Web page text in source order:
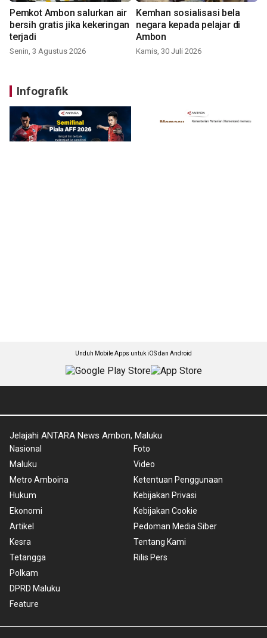
Pemkot Ambon salurkan air
bersih gratis jika kekeringan
terjadi
Senin, 3 Agustus 2026
Kemhan sosialisasi bela
negara kepada pelajar di
Ambon
Kamis, 30 Juli 2026
Infografik
Unduh Mobile Apps untuk iOS dan Android
Jelajahi ANTARA News Ambon, Maluku
Nasional
Maluku
Metro Amboina
Hukum
Ekonomi
Artikel
Kesra
Tetangga
Polkam
DPRD Maluku
Feature
Foto
Video
Ketentuan Penggunaan
Kebijakan Privasi
Kebijakan Cookie
Pedoman Media Siber
Tentang Kami
Rilis Pers